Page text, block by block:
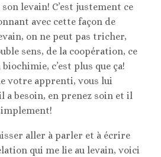
levain! C’est justement ce
avec cette façon de
on ne peut pas tricher,
sens, de la coopération, ce
c’est plus que ça!
votre apprenti, vous lui
a besoin, en prenez soin et il
aller à parler et à écrire
qui me lie au levain, voici